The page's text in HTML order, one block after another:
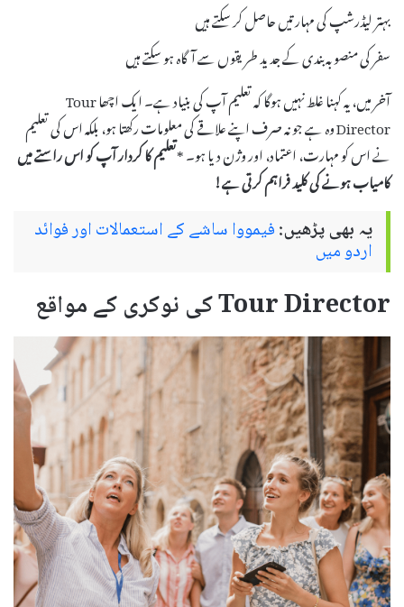
بہتر لیڈرشپ کی مہارتیں حاصل کر سکتے ہیں
سفر کی منصوبہ بندی کے جدید طریقوں سے آگاہ ہو سکتے ہیں
آخر میں، یہ کہنا غلط نہیں ہوگا کہ تعلیم آپ کی بنیاد ہے۔ ایک اچھا Tour
Director وہ ہے جو نہ صرف اپنے علاقے کی معلومات رکھتا ہو، بلکہ اس کی تعلیم
نے اس کو مہارت، اعتماد، اور وژن دیا ہو۔ *تعلیم کا کردارآپ کو اس راستے میں
کامیاب ہونے کی کلید فراہم کرتی ہے!
یہ بھی پڑھیں:فیمووا ساشے کے استعمالات اور فوائد
اردو میں
Tour Director کی نوکری کے مواقع